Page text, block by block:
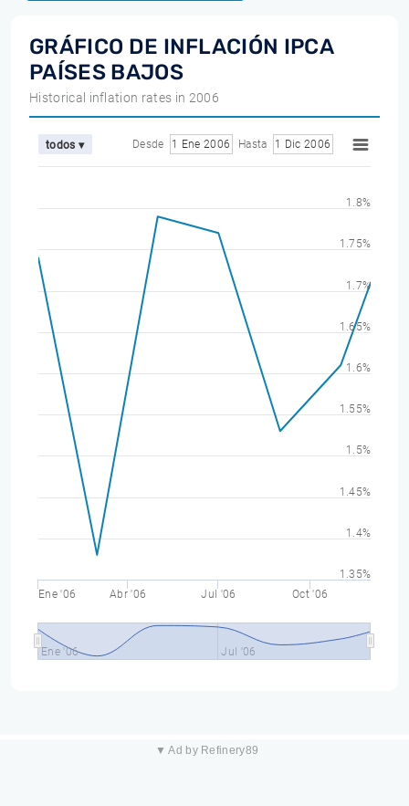
GRÁFICO DE INFLACIÓN IPCA
PAÍSES BAJOS
Historical inflation rates in 2006
todos ▾ Desde 1 Ene 2006 Hasta 1 Dic 2006
Ene '06 Abr '06 Jul '06 Oct '06
Ene '06 Jul '06
1.35%
1.4%
1.45%
1.5%
1.55%
1.6%
1.65%
1.7%
1.75%
1.8%
▼ Ad by Refinery89